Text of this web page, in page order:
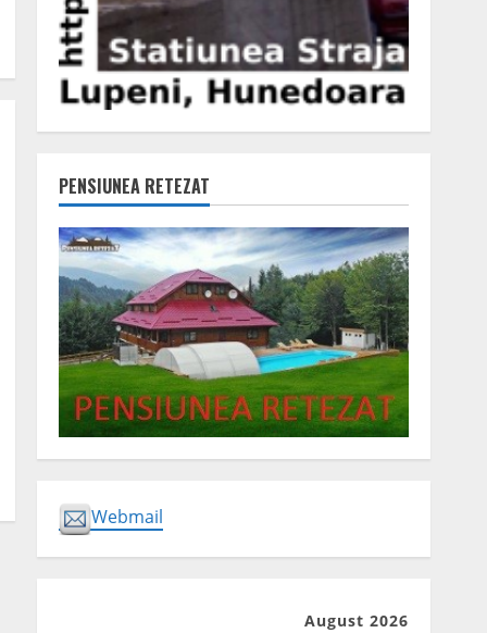
PENSIUNEA RETEZAT
Webmail
August 2026